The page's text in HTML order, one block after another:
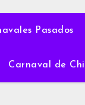
Pasados
Carnaval de